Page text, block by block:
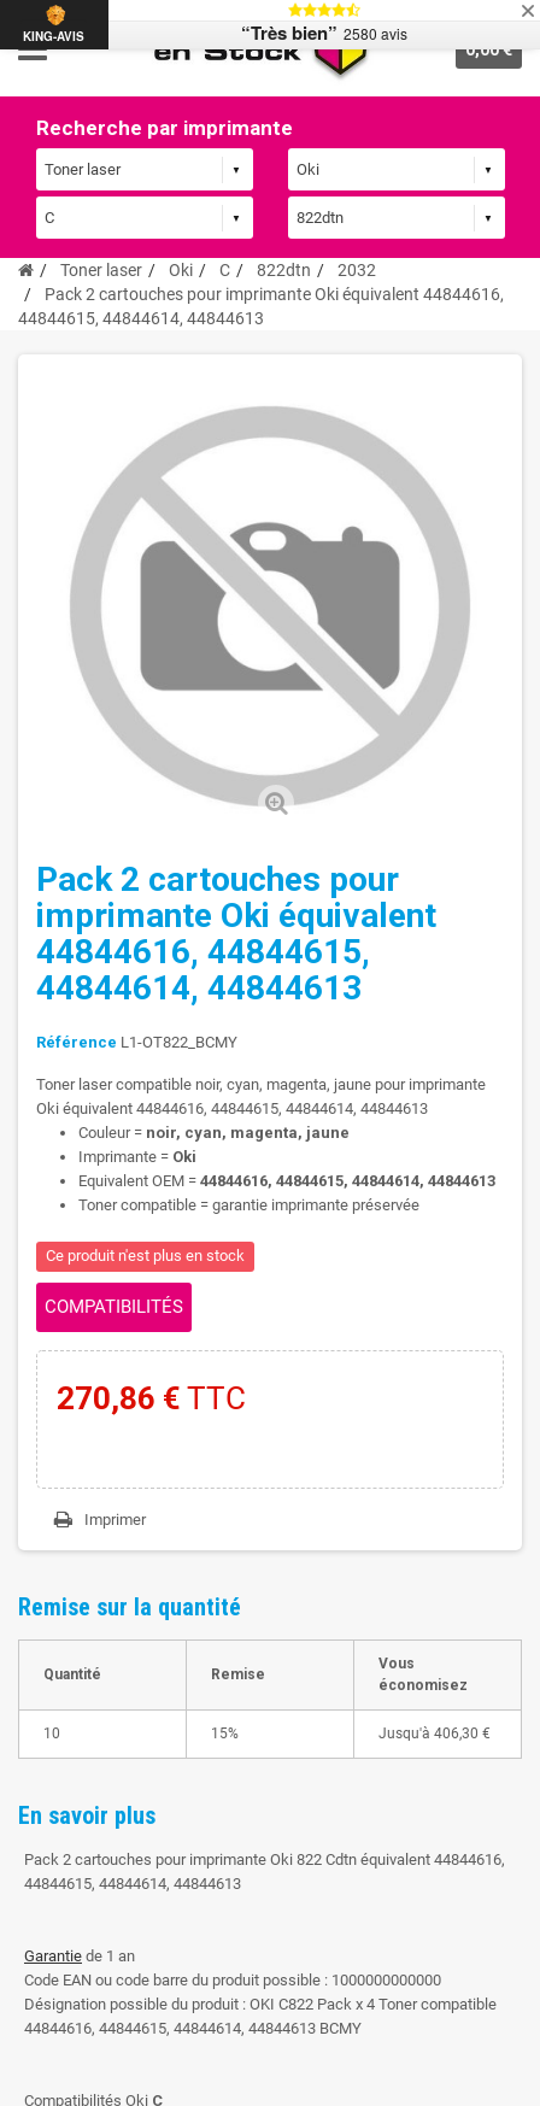
0,00 €
Recherche par imprimante
Toner laser Oki C 822dtn
2032
Pack 2 cartouches pour imprimante Oki équivalent 44844616,
44844615, 44844614, 44844613
Pack 2 cartouches pour
imprimante Oki équivalent
44844616, 44844615,
44844614, 44844613
Référence L1-OT822_BCMY
Toner laser compatible noir, cyan, magenta, jaune pour imprimante
Oki équivalent 44844616, 44844615, 44844614, 44844613
Couleur = noir, cyan, magenta, jaune
Imprimante = Oki
Equivalent OEM = 44844616, 44844615, 44844614, 44844613
Toner compatible = garantie imprimante préservée
Ce produit n'est plus en stock
COMPATIBILITÉS
270,86 € TTC
Imprimer
Remise sur la quantité
Quantité Remise
Vous
économisez
10 15% Jusqu'à 406,30 €
En savoir plus
Pack 2 cartouches pour imprimante Oki 822 Cdtn équivalent 44844616,
44844615, 44844614, 44844613
Garantie de 1 an
Code EAN ou code barre du produit possible : 1000000000000
Désignation possible du produit : OKI C822 Pack x 4 Toner compatible
44844616, 44844615, 44844614, 44844613 BCMY
Compatibilités Oki C
KING-AVIS “Très bien” 2580 avis